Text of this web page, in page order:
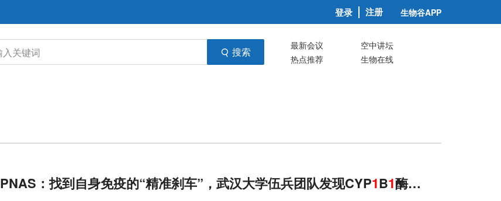
登录 注册 生物谷APP
搜索 最新会议
空中讲坛
热点推荐
生物在线
PNAS：找到自身免疫的“精准刹车”，武汉大学伍兵团队发现CYP1B1酶像开关，可特